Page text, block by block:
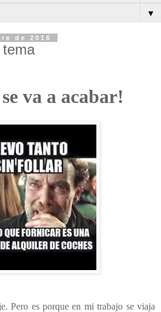
▼
de 2016
va a acabar!
Pero es porque en mi trabajo se viaja